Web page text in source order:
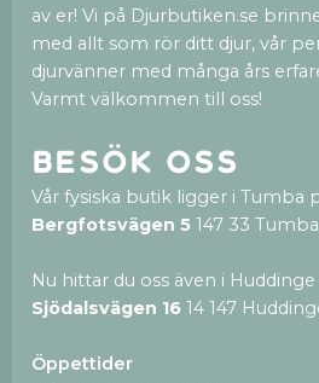
av er! Vi på Djurbutiken.se
med allt som rör ditt djur, vår
djurvänner med många års
Varmt välkommen till oss!
Besök oss
Vår fysiska butik ligger i Tumba
Bergfotsvägen 5 147 33 Tumba
Nu hittar du oss även i
Sjödalsvägen 16 14 147
Öppettider